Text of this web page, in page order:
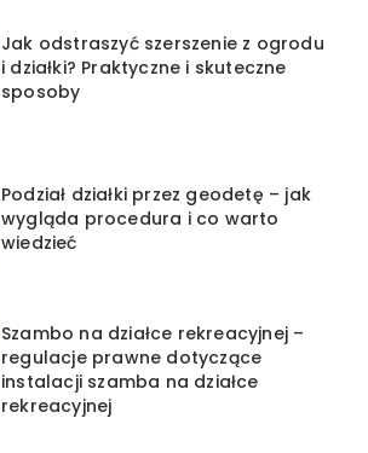
Jak odstraszyć szerszenie z ogrodu
i działki? Praktyczne i skuteczne
sposoby
Podział działki przez geodetę – jak
wygląda procedura i co warto
wiedzieć
Szambo na działce rekreacyjnej –
regulacje prawne dotyczące
instalacji szamba na działce
rekreacyjnej